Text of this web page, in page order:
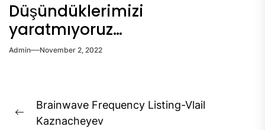
Düşündüklerimizi
yaratmıyoruz…
Admin November 2, 2022
Post
navigation
Previous
Brainwave Frequency Listing-Vlail
Kaznacheyev